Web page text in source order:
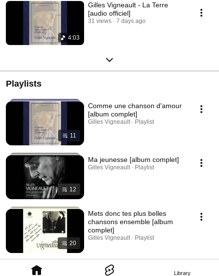
Library
4:03
Gilles Vigneault - La Terre
[audio officiel]
31 views 7 days ago
Playlists
11
Comme une chanson d'amour
[album complet]
Gilles Vigneault · Playlist
12
Ma jeunesse [album complet]
Gilles Vigneault · Playlist
20
Mets donc tes plus belles
chansons ensemble [album
complet]
Gilles Vigneault · Playlist